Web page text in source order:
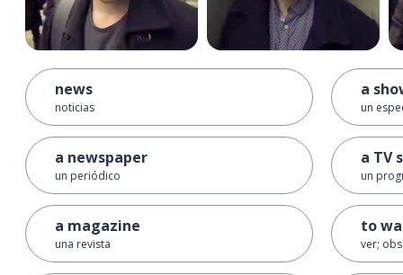
news
noticias
a newspaper
un periódico
a magazine
una revista
a
un
a TV
un
to
ver;